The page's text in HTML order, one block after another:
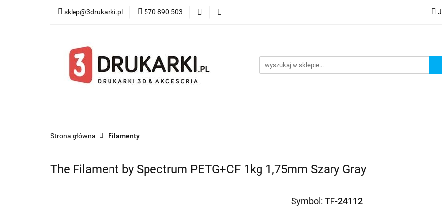
sklep@3drukarki.pl 570 890 503
Blog Bestsellery
Strona główna Filamenty
The Filament by Spectrum PETG+CF 1kg 1,75mm Szary Gray
Symbol: TF-24112